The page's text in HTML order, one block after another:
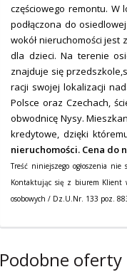
częściowego remontu. W
podłączona do
wokół nieruchomości
dla dzieci. Na terenie
znajduje się
racji swojej lokalizacji
Polsce oraz Czechach,
obwodnicę Nysy.
kredytowe, dzięki
nieruchomości. Cena do
Treść niniejszego ogłoszenia
Kontaktując się z biurem Klient
osobowych / Dz.U.Nr. 133 poz.
Podobne oferty